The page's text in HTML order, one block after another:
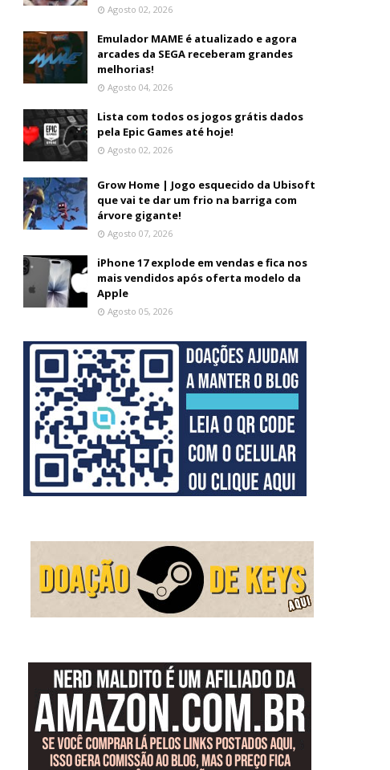
Agosto 02, 2026
Emulador MAME é atualizado e agora
arcades da SEGA receberam grandes
melhorias!
Agosto 04, 2026
Lista com todos os jogos grátis dados
pela Epic Games até hoje!
Agosto 02, 2026
Grow Home | Jogo esquecido da Ubisoft
que vai te dar um frio na barriga com
árvore gigante!
Agosto 07, 2026
iPhone 17 explode em vendas e fica nos
mais vendidos após oferta modelo da
Apple
Agosto 05, 2026